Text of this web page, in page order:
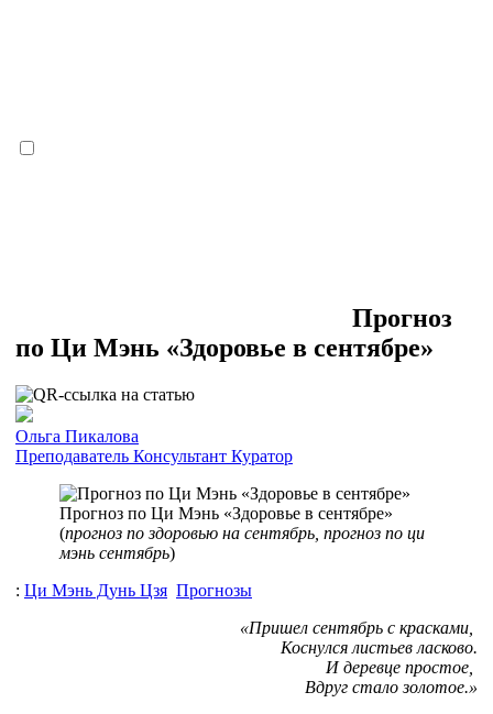
Прогноз
по Ци Мэнь «Здоровье в сентябре»
Ольга Пикалова
Преподаватель Консультант Куратор
Прогноз по Ци Мэнь «Здоровье в сентябре»
(прогноз по здоровью на сентябрь, прогноз по ци
мэнь сентябрь)
: Ци Мэнь Дунь Цзя Прогнозы
«Пришел сентябрь с красками,
Коснулся листьев ласково.
И деревце простое,
Вдруг стало золотое.»